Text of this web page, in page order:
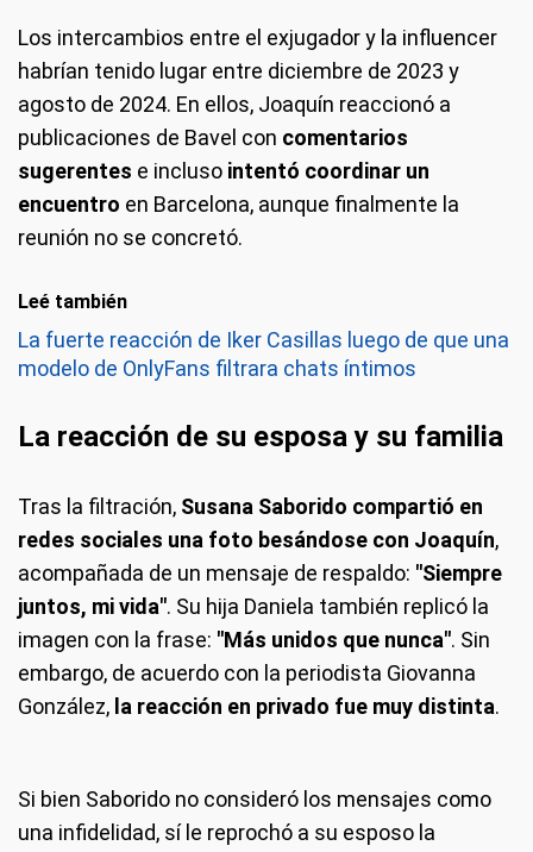
Los intercambios entre el exjugador y la influencer
habrían tenido lugar entre diciembre de 2023 y
agosto de 2024. En ellos, Joaquín reaccionó a
publicaciones de Bavel con comentarios
sugerentes e incluso intentó coordinar un
encuentro en Barcelona, aunque finalmente la
reunión no se concretó.
Leé también
La fuerte reacción de Iker Casillas luego de que una
modelo de OnlyFans filtrara chats íntimos
La reacción de su esposa y su familia
Tras la filtración, Susana Saborido compartió en
redes sociales una foto besándose con Joaquín,
acompañada de un mensaje de respaldo: "Siempre
juntos, mi vida". Su hija Daniela también replicó la
imagen con la frase: "Más unidos que nunca". Sin
embargo, de acuerdo con la periodista Giovanna
González, la reacción en privado fue muy distinta.
Si bien Saborido no consideró los mensajes como
una infidelidad, sí le reprochó a su esposo la